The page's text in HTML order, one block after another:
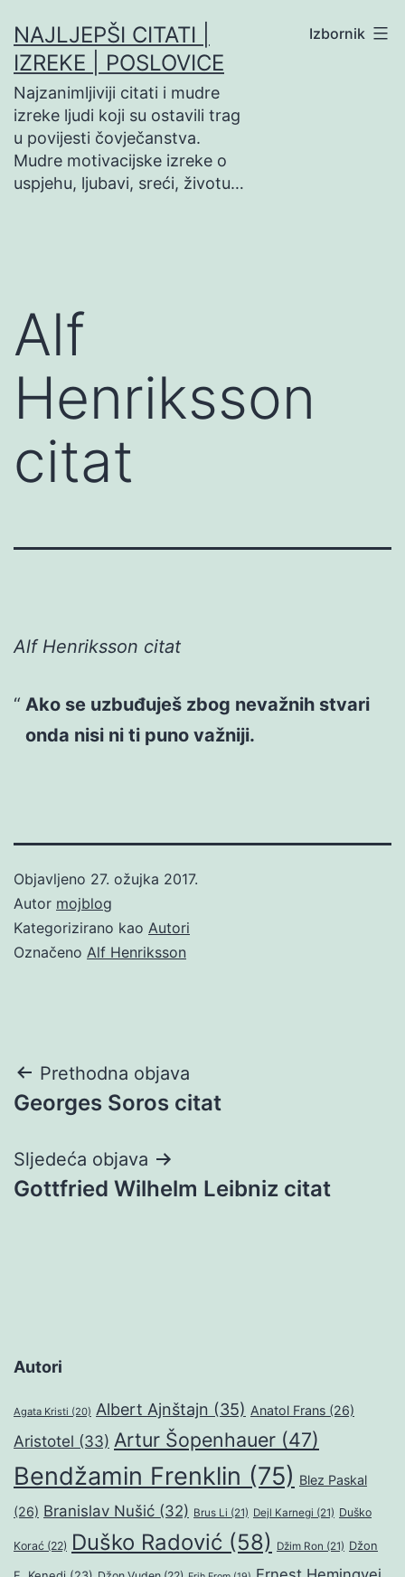
na
sadržaj
NAJLJEPŠI CITATI |
IZREKE | POSLOVICE
Najzanimljiviji citati i mudre
izreke ljudi koji su ostavili trag
u povijesti čovječanstva.
Mudre motivacijske izreke o
uspjehu, ljubavi, sreći, životu…
Izbornik
Alf
Henriksson
citat
Alf Henriksson citat
Ako se uzbuđuješ zbog nevažnih stvari
onda nisi ni ti puno važniji.
Objavljeno 27. ožujka 2017.
Autor mojblog
Kategorizirano kao Autori
Označeno Alf Henriksson
Navigacija
objava
Prethodna objava
Georges Soros citat
Sljedeća objava
Gottfried Wilhelm Leibniz citat
Autori
Agata Kristi (20) Albert Ajnštajn (35) Anatol Frans (26)
Aristotel (33) Artur Šopenhauer (47)
Bendžamin Frenklin (75) Blez Paskal
(26) Branislav Nušić (32) Brus Li (21) Dejl Karnegi (21) Duško
Korać (22) Duško Radović (58) Džim Ron (21) Džon